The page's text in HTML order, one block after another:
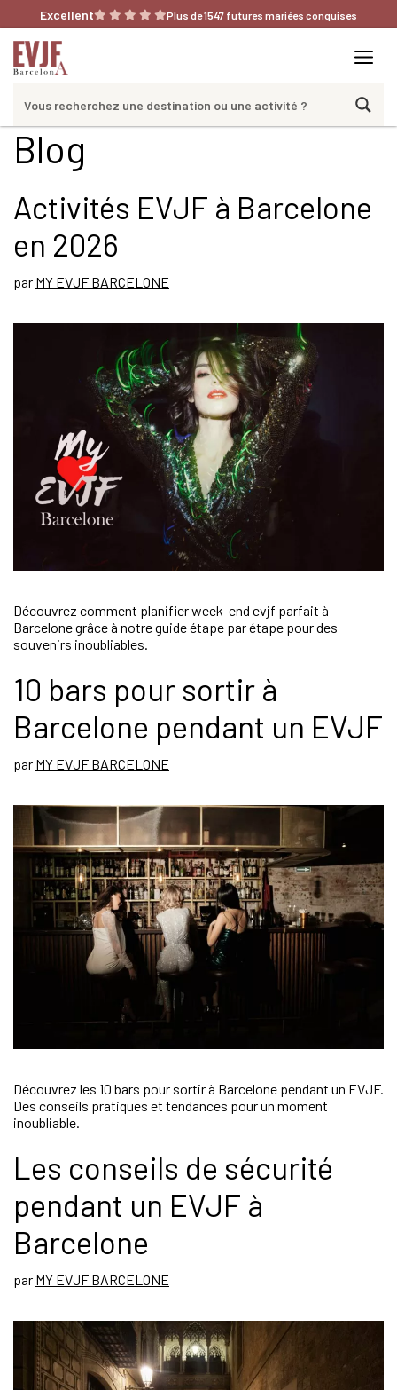
au
contenu
Excellent Plus de 1547 futures mariées conquises
Blog
Activités EVJF à Barcelone
en 2026
par MY EVJF BARCELONE
Découvrez comment planifier week-end evjf parfait à
Barcelone grâce à notre guide étape par étape pour des
souvenirs inoubliables.
10 bars pour sortir à
Barcelone pendant un EVJF
par MY EVJF BARCELONE
Découvrez les 10 bars pour sortir à Barcelone pendant un EVJF.
Des conseils pratiques et tendances pour un moment
inoubliable.
Les conseils de sécurité
pendant un EVJF à
Barcelone
par MY EVJF BARCELONE